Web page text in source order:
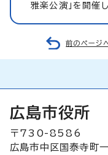
雅楽公演」を開催
前のページ
広島市役所
〒730-8586
広島市中区国泰寺町